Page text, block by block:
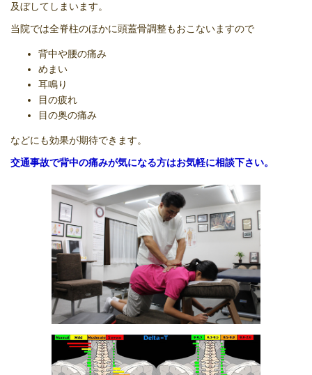
及ぼしてしまいます。
当院では全脊柱のほかに頭蓋骨調整もおこないますので
背中や腰の痛み
めまい
耳鳴り
目の疲れ
目の奥の痛み
などにも効果が期待できます。
交通事故で背中の痛みが気になる方はお気軽に相談下さい。